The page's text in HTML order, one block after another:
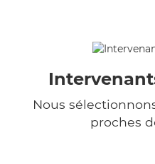
Nous
proches